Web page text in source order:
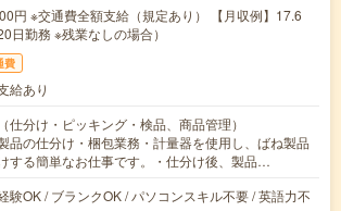
円 ※交通費全額支給（規定あり） 【月収例】17.6
日勤務 ※残業なしの場合）
費
給あり
仕分け・ピッキング・検品、商品管理）
品の仕分け・梱包業務・計量器を使用し、ばね製品
する簡単なお仕事です。・仕分け後、製品…
験OK / ブランクOK / パソコンスキル不要 / 英語力不